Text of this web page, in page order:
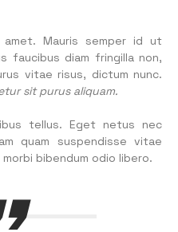
amet. Mauris semper id ut
faucibus diam fringilla non,
vitae risus, dictum nunc.
sit purus aliquam.
tellus. Eget netus nec
quam suspendisse vitae
bibendum odio libero.